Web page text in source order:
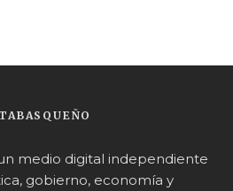
medio digital independiente
gobierno, economía y